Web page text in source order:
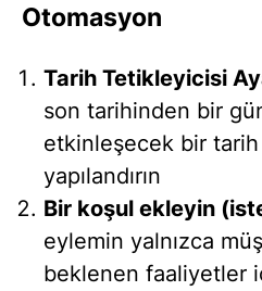
Otomasyon
Tarih Tetikleyicisi
son tarihinden bir
etkinleşecek bir tarih
yapılandırın
Bir koşul ekleyin
eylemin yalnızca
beklenen faaliyetler